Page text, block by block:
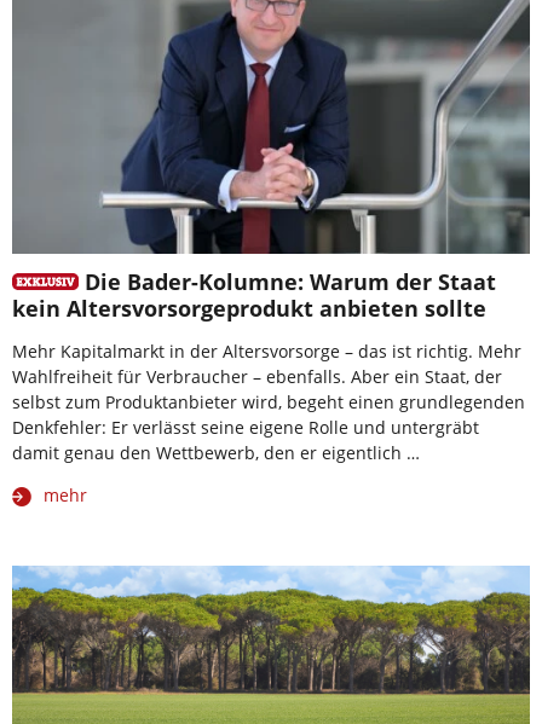
Die Bader-Kolumne: Warum der Staat
kein Altersvorsorgeprodukt anbieten sollte
Mehr Kapitalmarkt in der Altersvorsorge – das ist richtig. Mehr
Wahlfreiheit für Verbraucher – ebenfalls. Aber ein Staat, der
selbst zum Produktanbieter wird, begeht einen grundlegenden
Denkfehler: Er verlässt seine eigene Rolle und untergräbt
damit genau den Wettbewerb, den er eigentlich …
mehr